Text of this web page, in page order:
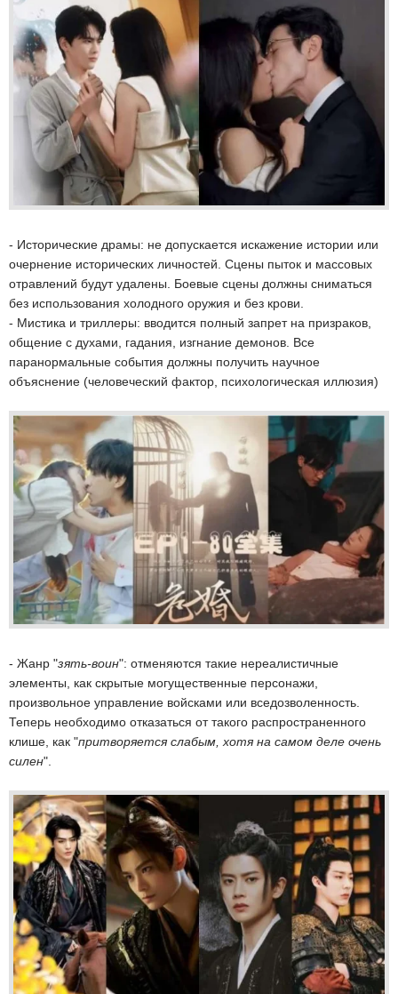
- Исторические драмы: не допускается искажение истории или
очернение исторических личностей. Сцены пыток и массовых
отравлений будут удалены. Боевые сцены должны сниматься
без использования холодного оружия и без крови.
- Мистика и триллеры: вводится полный запрет на призраков,
общение с духами, гадания, изгнание демонов. Все
паранормальные события должны получить научное
объяснение (человеческий фактор, психологическая иллюзия)
- Жанр "зять-воин": отменяются такие нереалистичные
элементы, как скрытые могущественные персонажи,
произвольное управление войсками или вседозволенность.
Теперь необходимо отказаться от такого распространенного
клише, как "притворяется слабым, хотя на самом деле очень
силен".